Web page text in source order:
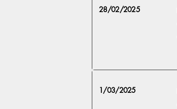
28/02/2025
1/03/2025